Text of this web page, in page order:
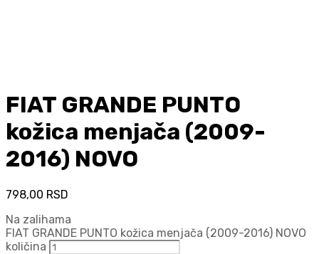
FIAT GRANDE PUNTO
kožica menjača (2009-
2016) NOVO
798,00 RSD
Na zalihama
FIAT GRANDE PUNTO kožica menjača (2009-2016) NOVO
količina